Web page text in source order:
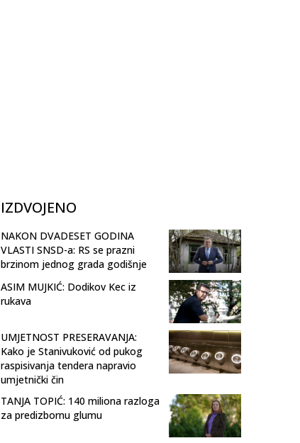
IZDVOJENO
NAKON DVADESET GODINA
VLASTI SNSD-a: RS se prazni
brzinom jednog grada godišnje
ASIM MUJKIĆ: Dodikov Kec iz
rukava
UMJETNOST PRESERAVANJA:
Kako je Stanivuković od pukog
raspisivanja tendera napravio
umjetnički čin
TANJA TOPIĆ: 140 miliona razloga
za predizbornu glumu